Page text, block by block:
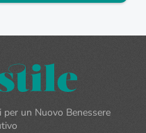
un Nuovo Benessere